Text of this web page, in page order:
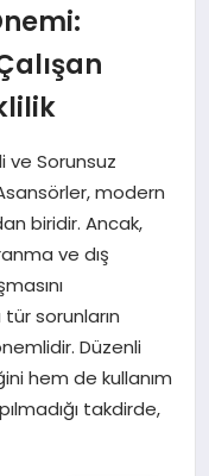
ve Sorunsuz
modern
biridir. Ancak,
ve dış
sorunların
Düzenli
hem de kullanım
takdirde,